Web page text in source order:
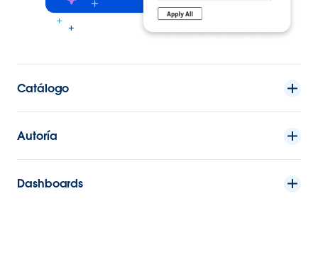
Catálogo
Autoría
Dashboards